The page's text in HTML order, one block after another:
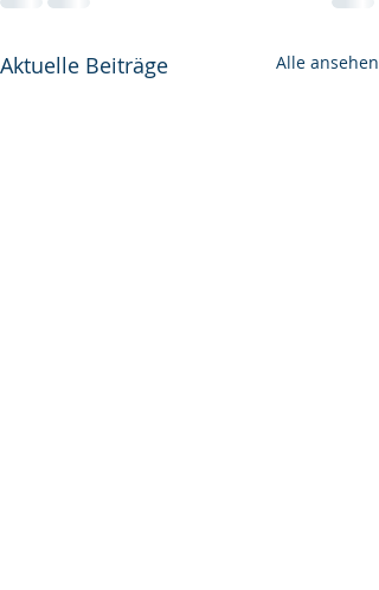
Aktuelle Beiträge Alle ansehen